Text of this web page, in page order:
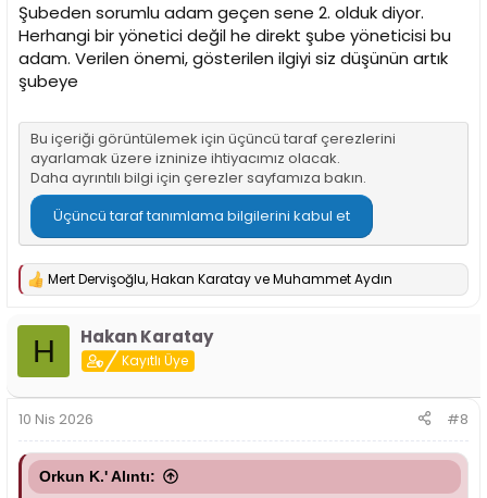
Şubeden sorumlu adam geçen sene 2. olduk diyor.
Herhangi bir yönetici değil he direkt şube yöneticisi bu
adam. Verilen önemi, gösterilen ilgiyi siz düşünün artık
şubeye
Bu içeriği görüntülemek için üçüncü taraf çerezlerini
ayarlamak üzere izninize ihtiyacımız olacak.
Daha ayrıntılı bilgi için çerezler sayfamıza bakın.
Üçüncü taraf tanımlama bilgilerini kabul et
T
p
l
:
Mert Dervişoğlu,Hakan KaratayveMuhammet Aydın
H Hakan Karatay
Kayıtlı Üye
10 Nis 2026 #8
Orkun K.' Alıntı: